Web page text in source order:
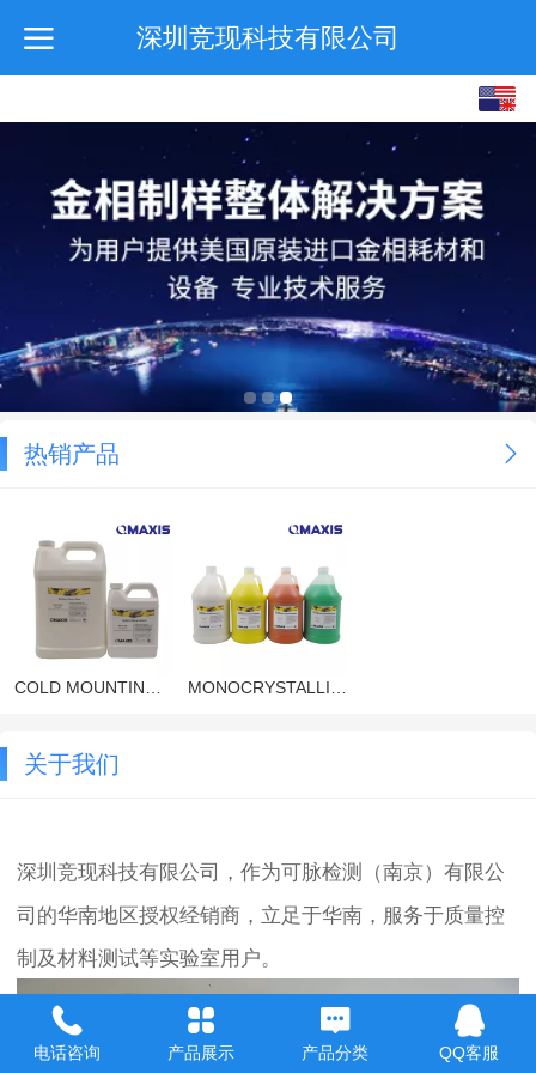
深圳竞现科技有限公司
热销产品
关于我们
深圳竞现科技有限公司，作为可脉检测（南京）有限公
司的华南地区授权经销商，立足于华南，服务于质量控
制及材料测试等实验室用户。
电话咨询 产品展示 产品分类 QQ客服